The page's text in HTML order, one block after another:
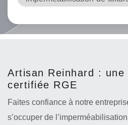
Artisan Reinhard : une
certifiée RGE
Faites confiance à notre
s’occuper de